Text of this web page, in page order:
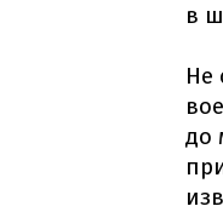
в
Не
до